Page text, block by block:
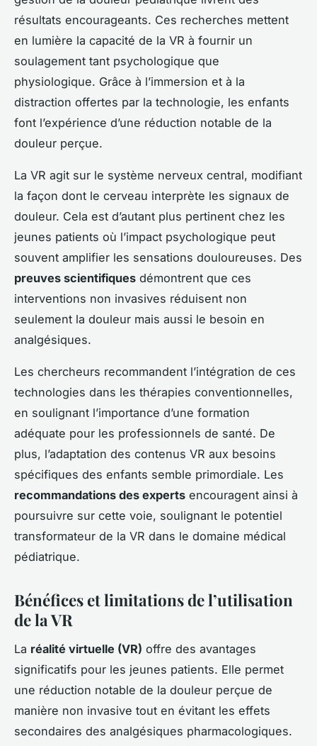
résultats encourageants. Ces recherches mettent
en lumière la capacité de la VR à fournir un
soulagement tant psychologique que
physiologique. Grâce à l’immersion et à la
distraction offertes par la technologie, les enfants
font l’expérience d’une réduction notable de la
douleur perçue.
La VR agit sur le système nerveux central, modifiant
la façon dont le cerveau interprète les signaux de
douleur. Cela est d’autant plus pertinent chez les
jeunes patients où l’impact psychologique peut
souvent amplifier les sensations douloureuses. Des
preuves scientifiques démontrent que ces
interventions non invasives réduisent non
seulement la douleur mais aussi le besoin en
analgésiques.
Les chercheurs recommandent l’intégration de ces
technologies dans les thérapies conventionnelles,
en soulignant l’importance d’une formation
adéquate pour les professionnels de santé. De
plus, l’adaptation des contenus VR aux besoins
spécifiques des enfants semble primordiale. Les
recommandations des experts encouragent ainsi à
poursuivre sur cette voie, soulignant le potentiel
transformateur de la VR dans le domaine médical
pédiatrique.
Bénéfices et limitations de l’utilisation
de la VR
La réalité virtuelle (VR) offre des avantages
significatifs pour les jeunes patients. Elle permet
une réduction notable de la douleur perçue de
manière non invasive tout en évitant les effets
secondaires des analgésiques pharmacologiques.